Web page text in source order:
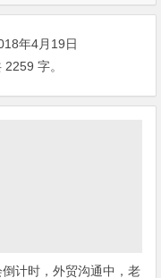
年4月19日
字。
计时，外贸沟通中，老